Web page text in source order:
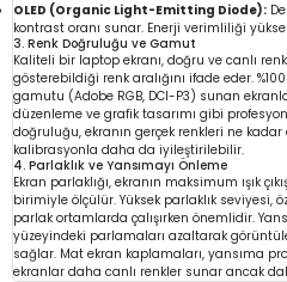
OLED (Organic Light-Emitting Diode):
kontrast oranı sunar. Enerji verimliliği
3. Renk Doğruluğu ve Gamut
Kaliteli bir laptop ekranı, doğru ve canlı
gösterebildiği renk aralığını ifade eder.
gamutu (Adobe RGB, DCI-P3) sunan
düzenleme ve grafik tasarımı gibi
doğruluğu, ekranın gerçek renkleri ne
kalibrasyonla daha da iyileştirilebilir.
4. Parlaklık ve Yansımayı Önleme
Ekran parlaklığı, ekranın maksimum ışık
birimiyle ölçülür. Yüksek parlaklık seviyesi,
parlak ortamlarda çalışırken önemlidir.
yüzeyindeki parlamaları azaltarak
sağlar. Mat ekran kaplamaları, yansıma
ekranlar daha canlı renkler sunar ancak